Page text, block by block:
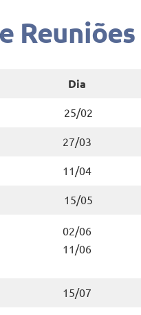
Dia
25/02
27/03
11/04
15/05
02/06
11/06
15/07